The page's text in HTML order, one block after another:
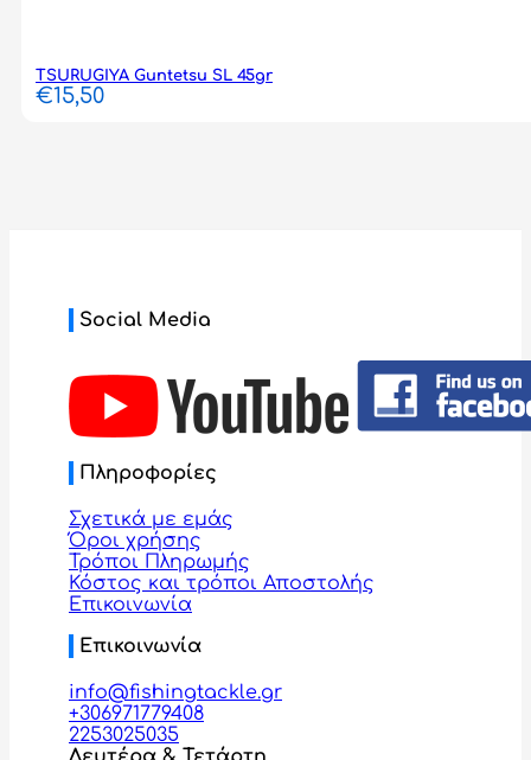
TSURUGIYA Guntetsu SL 45gr
€15,50
Social Media
Πληροφορίες
Σχετικά με εμάς
Όροι χρήσης
Τρόποι Πληρωμής
Κόστος και τρόποι Αποστολής
Επικοινωνία
Επικοινωνία
info@fishingtackle.gr
+306971779408
2253025035